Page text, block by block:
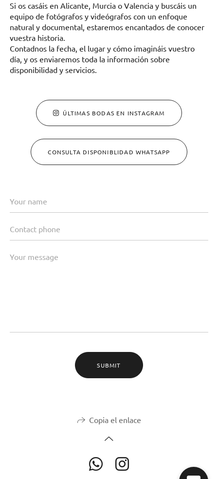
Si os casáis en Alicante, Murcia o Valencia y buscáis un
equipo de fotógrafos y videógrafos con un enfoque
natural y documental, estaremos encantados de conocer
vuestra historia.
Contadnos la fecha, el lugar y cómo imagináis vuestro
día, y os enviaremos toda la información sobre
disponibilidad y servicios.
ÚLTIMAS BODAS EN INSTAGRAM
CONSULTA DISPONIBLIDAD WHATSAPP
SUBMIT
Copia el enlace